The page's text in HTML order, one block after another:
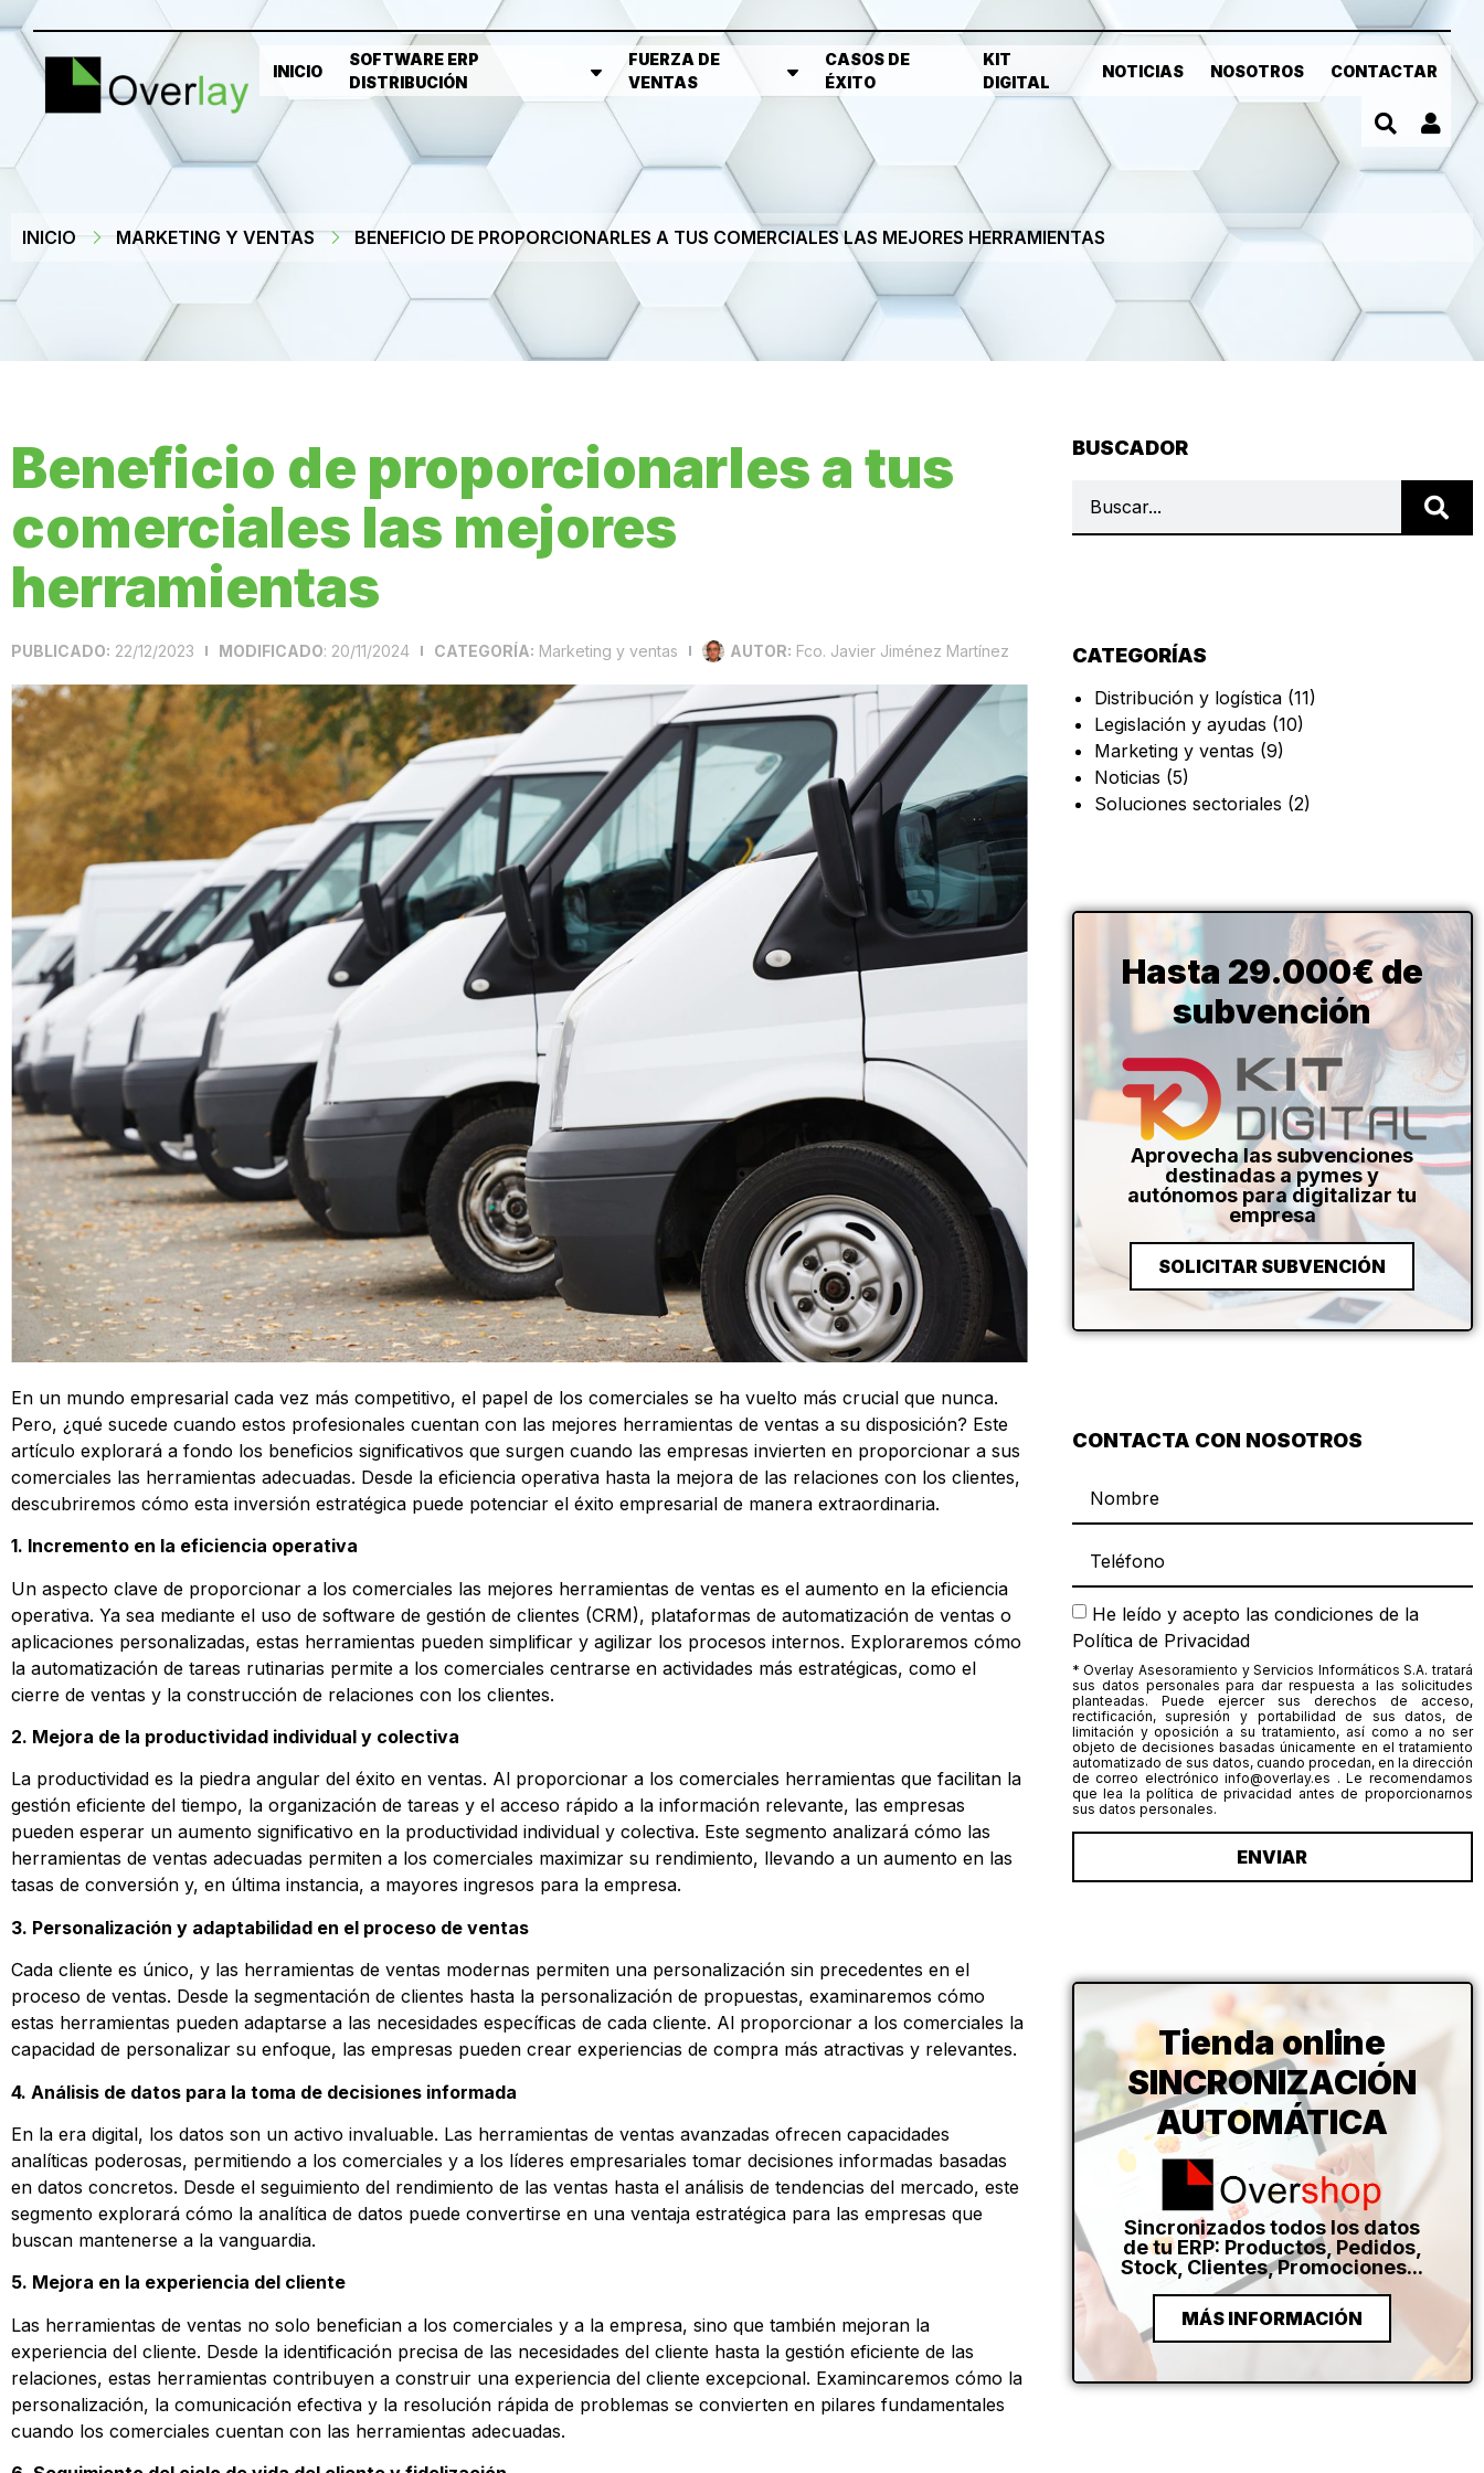
INICIO
SOFTWARE ERP
DISTRIBUCIÓN
FUERZA DE
VENTAS
CASOS DE
ÉXITO
KIT
DIGITAL
NOTICIAS NOSOTROS CONTACTAR
INICIO MARKETING Y VENTAS BENEFICIO DE PROPORCIONARLES A TUS COMERCIALES LAS MEJORES HERRAMIENTAS
Beneficio de proporcionarles a tus
comerciales las mejores
herramientas
PUBLICADO: 22/12/2023 : 20/11/2024 CATEGORÍA: Marketing y ventas AUTOR: Fco. Javier Jiménez Martínez
En un mundo empresarial cada vez más competitivo, el papel de los comerciales se ha vuelto más crucial que nunca.
Pero, ¿qué sucede cuando estos profesionales cuentan con las mejores herramientas de ventas a su disposición? Este
artículo explorará a fondo los beneficios significativos que surgen cuando las empresas invierten en proporcionar a sus
comerciales las herramientas adecuadas. Desde la eficiencia operativa hasta la mejora de las relaciones con los clientes,
descubriremos cómo esta inversión estratégica puede potenciar el éxito empresarial de manera extraordinaria.
1. Incremento en la eficiencia operativa
Un aspecto clave de proporcionar a los comerciales las mejores herramientas de ventas es el aumento en la eficiencia
operativa. Ya sea mediante el uso de software de gestión de clientes (CRM), plataformas de automatización de ventas o
aplicaciones personalizadas, estas herramientas pueden simplificar y agilizar los procesos internos. Exploraremos cómo
la automatización de tareas rutinarias permite a los comerciales centrarse en actividades más estratégicas, como el
cierre de ventas y la construcción de relaciones con los clientes.
2. Mejora de la productividad individual y colectiva
La productividad es la piedra angular del éxito en ventas. Al proporcionar a los comerciales herramientas que facilitan la
gestión eficiente del tiempo, la organización de tareas y el acceso rápido a la información relevante, las empresas
pueden esperar un aumento significativo en la productividad individual y colectiva. Este segmento analizará cómo las
herramientas de ventas adecuadas permiten a los comerciales maximizar su rendimiento, llevando a un aumento en las
tasas de conversión y, en última instancia, a mayores ingresos para la empresa.
3. Personalización y adaptabilidad en el proceso de ventas
Cada cliente es único, y las herramientas de ventas modernas permiten una personalización sin precedentes en el
proceso de ventas. Desde la segmentación de clientes hasta la personalización de propuestas, examinaremos cómo
estas herramientas pueden adaptarse a las necesidades específicas de cada cliente. Al proporcionar a los comerciales la
capacidad de personalizar su enfoque, las empresas pueden crear experiencias de compra más atractivas y relevantes.
4. Análisis de datos para la toma de decisiones informada
En la era digital, los datos son un activo invaluable. Las herramientas de ventas avanzadas ofrecen capacidades
analíticas poderosas, permitiendo a los comerciales y a los líderes empresariales tomar decisiones informadas basadas
en datos concretos. Desde el seguimiento del rendimiento de las ventas hasta el análisis de tendencias del mercado, este
segmento explorará cómo la analítica de datos puede convertirse en una ventaja estratégica para las empresas que
buscan mantenerse a la vanguardia.
5. Mejora en la experiencia del cliente
Las herramientas de ventas no solo benefician a los comerciales y a la empresa, sino que también mejoran la
experiencia del cliente. Desde la identificación precisa de las necesidades del cliente hasta la gestión eficiente de las
relaciones, estas herramientas contribuyen a construir una experiencia del cliente excepcional. Examincaremos cómo la
personalización, la comunicación efectiva y la resolución rápida de problemas se convierten en pilares fundamentales
cuando los comerciales cuentan con las herramientas adecuadas.
BUSCADOR
CATEGORÍAS
Distribución y logística(11)
Legislación y ayudas (10)
Marketing y ventas (9)
Noticias (5)
Soluciones sectoriales (2)
Hasta 29.000€ de
subvención
Aprovecha las subvenciones
destinadas a pymes y
autónomos para digitalizar tu
empresa
SOLICITAR SUBVENCIÓN
CONTACTA CON NOSOTROS
He leído y acepto las condiciones de la
Política de Privacidad
* Overlay Asesoramiento y Servicios Informáticos S.A. tratará
sus datos personales para dar respuesta a las solicitudes
planteadas. Puede ejercer sus derechos de acceso,
rectificación, supresión y portabilidad de sus datos, de
limitación y oposición a su tratamiento, así como a no ser
objeto de decisiones basadas únicamente en el tratamiento
automatizado de sus datos, cuando procedan, en la dirección
de correo electrónico info@overlay.es . Le recomendamos
que lea la política de privacidad antes de proporcionarnos
sus datos personales.
ENVIAR
Tienda online
SINCRONIZACIÓN
AUTOMÁTICA
Sincronizados todos los datos
de tu ERP: Productos, Pedidos,
Stock, Clientes, Promociones...
MÁS INFORMACIÓN